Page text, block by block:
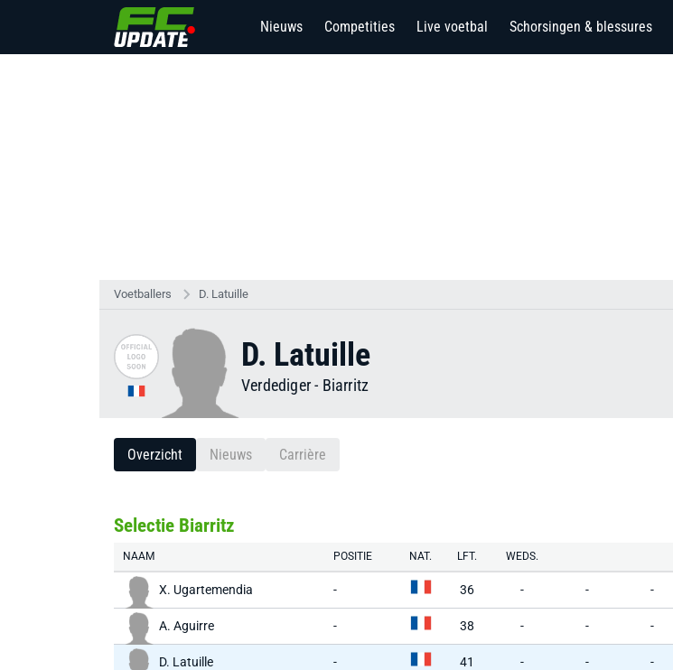
Nieuws Competities Live voetbal Schorsingen & blessures
Voetballers D. Latuille
D. Latuille
Verdediger- Biarritz
Overzicht Nieuws Carrière
Selectie Biarritz
NAAM POSITIE NAT. LFT. WEDS.
X. Ugartemendia - 36 - - -
A. Aguirre - 38 - - -
D. Latuille - 41 - - -